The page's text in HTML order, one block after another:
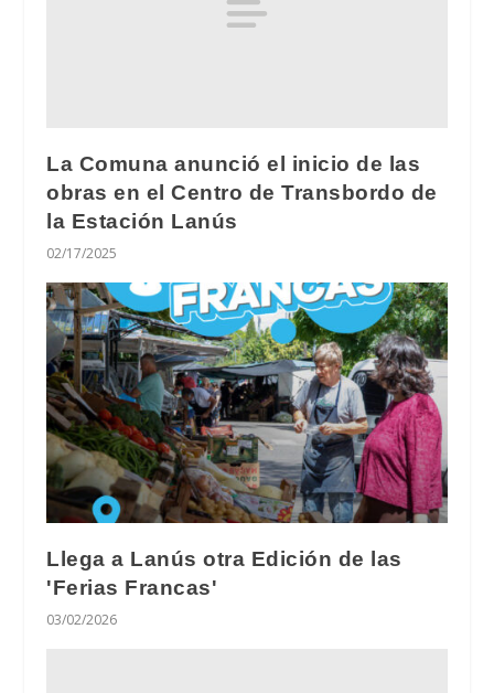
La Comuna anunció el inicio de las
obras en el Centro de Transbordo de
la Estación Lanús
02/17/2025
Llega a Lanús otra Edición de las
'Ferias Francas'
03/02/2026